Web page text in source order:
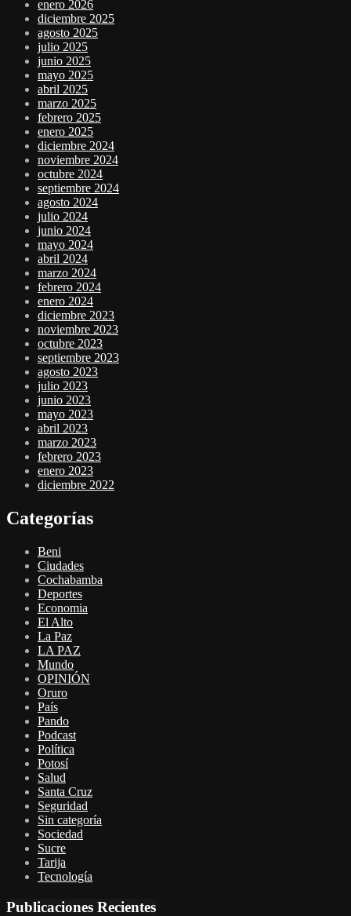
enero 2026
diciembre 2025
agosto 2025
julio 2025
junio 2025
mayo 2025
abril 2025
marzo 2025
febrero 2025
enero 2025
diciembre 2024
noviembre 2024
octubre 2024
septiembre 2024
agosto 2024
julio 2024
junio 2024
mayo 2024
abril 2024
marzo 2024
febrero 2024
enero 2024
diciembre 2023
noviembre 2023
octubre 2023
septiembre 2023
agosto 2023
julio 2023
junio 2023
mayo 2023
abril 2023
marzo 2023
febrero 2023
enero 2023
diciembre 2022
Categorías
Beni
Ciudades
Cochabamba
Deportes
Economia
El Alto
La Paz
LA PAZ
Mundo
OPINIÓN
Oruro
País
Pando
Podcast
Política
Potosí
Salud
Santa Cruz
Seguridad
Sin categoría
Sociedad
Sucre
Tarija
Tecnología
Publicaciones Recientes